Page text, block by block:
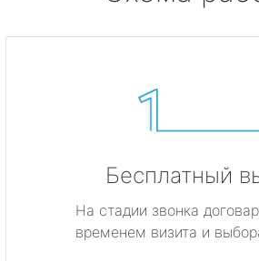
Бесплатный
На стадии звонка
временем визита и